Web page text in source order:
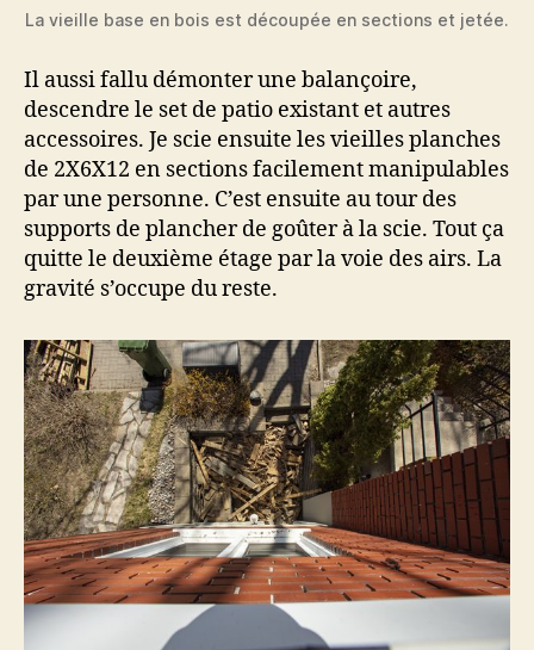
La vieille base en bois est découpée en sections et jetée.
Il aussi fallu démonter une balançoire,
descendre le set de patio existant et autres
accessoires. Je scie ensuite les vieilles planches
de 2X6X12 en sections facilement manipulables
par une personne. C’est ensuite au tour des
supports de plancher de goûter à la scie. Tout ça
quitte le deuxième étage par la voie des airs. La
gravité s’occupe du reste.